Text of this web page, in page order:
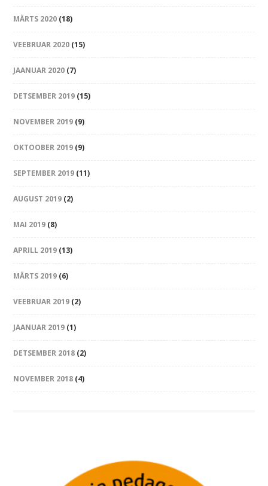
MÄRTS 2020 (18)
VEEBRUAR 2020 (15)
JAANUAR 2020 (7)
DETSEMBER 2019 (15)
NOVEMBER 2019 (9)
OKTOOBER 2019 (9)
SEPTEMBER 2019 (11)
AUGUST 2019 (2)
MAI 2019 (8)
APRILL 2019 (13)
MÄRTS 2019 (6)
VEEBRUAR 2019 (2)
JAANUAR 2019 (1)
DETSEMBER 2018 (2)
NOVEMBER 2018 (4)